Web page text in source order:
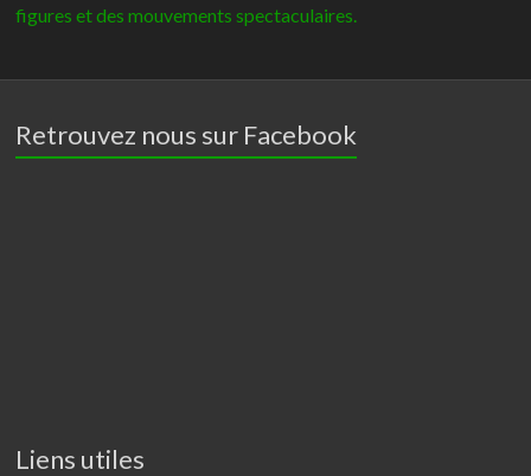
figures et des mouvements spectaculaires.
Retrouvez nous sur Facebook
Liens utiles